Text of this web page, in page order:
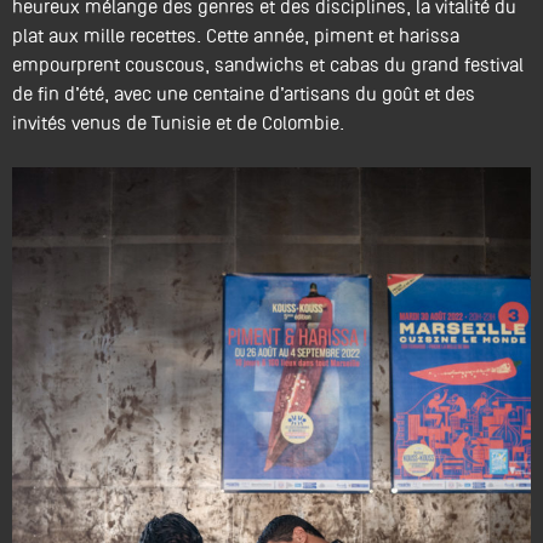
heureux mélange des genres et des disciplines, la vitalité du
plat aux mille recettes. Cette année, piment et harissa
empourprent couscous, sandwichs et cabas du grand festival
de fin d’été, avec une centaine d’artisans du goût et des
invités venus de Tunisie et de Colombie.